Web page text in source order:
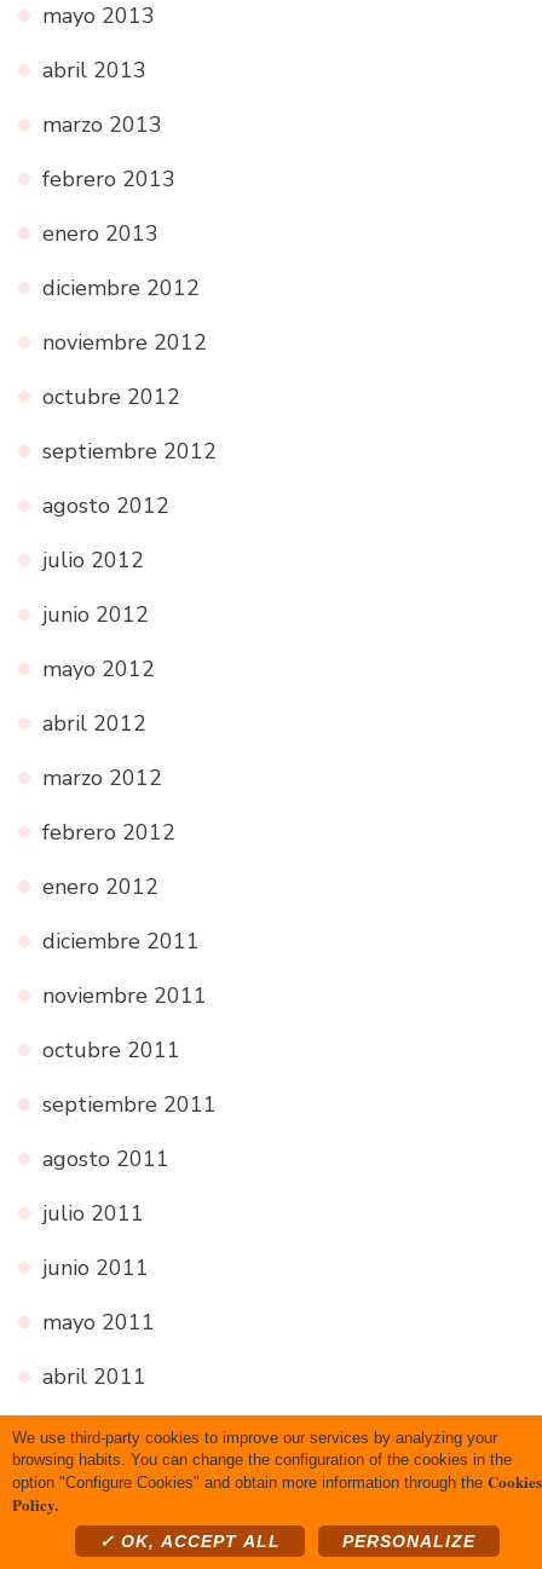
mayo 2013
abril 2013
marzo 2013
febrero 2013
enero 2013
diciembre 2012
noviembre 2012
octubre 2012
septiembre 2012
agosto 2012
julio 2012
junio 2012
mayo 2012
abril 2012
marzo 2012
febrero 2012
enero 2012
diciembre 2011
noviembre 2011
octubre 2011
septiembre 2011
agosto 2011
julio 2011
junio 2011
mayo 2011
abril 2011
marzo 2011
febrero 2011
enero 2011
We use third-party cookies to improve our services by analyzing your
browsing habits. You can change the configuration of the cookies in the
option "Configure Cookies" and obtain more information through the Cookies
Policy.
✓ OK, ACCEPT ALL PERSONALIZE